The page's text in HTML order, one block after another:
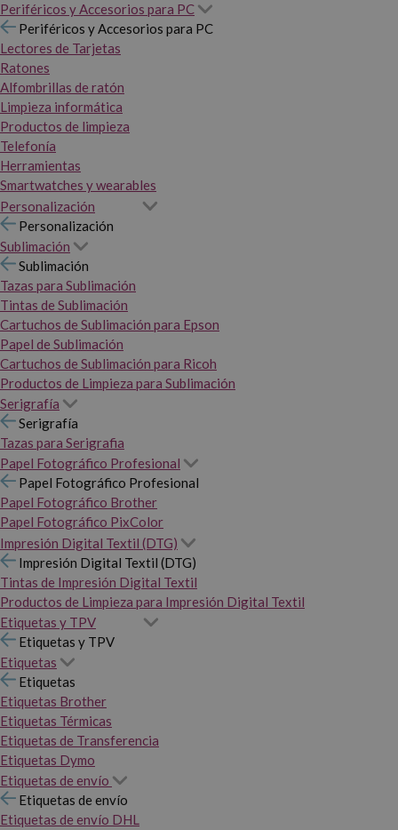
Periféricos y Accesorios para PC
Periféricos y Accesorios para PC
Lectores de Tarjetas
Ratones
Alfombrillas de ratón
Limpieza informática
Productos de limpieza
Telefonía
Herramientas
Smartwatches y wearables
Personalización
Personalización
Sublimación
Sublimación
Tazas para Sublimación
Tintas de Sublimación
Cartuchos de Sublimación para Epson
Papel de Sublimación
Cartuchos de Sublimación para Ricoh
Productos de Limpieza para Sublimación
Serigrafía
Serigrafía
Tazas para Serigrafia
Papel Fotográfico Profesional
Papel Fotográfico Profesional
Papel Fotográfico Brother
Papel Fotográfico PixColor
Impresión Digital Textil (DTG)
Impresión Digital Textil (DTG)
Tintas de Impresión Digital Textil
Productos de Limpieza para Impresión Digital Textil
Etiquetas y TPV
Etiquetas y TPV
Etiquetas
Etiquetas
Etiquetas Brother
Etiquetas Térmicas
Etiquetas de Transferencia
Etiquetas Dymo
Etiquetas de envío
Etiquetas de envío
Etiquetas de envío DHL